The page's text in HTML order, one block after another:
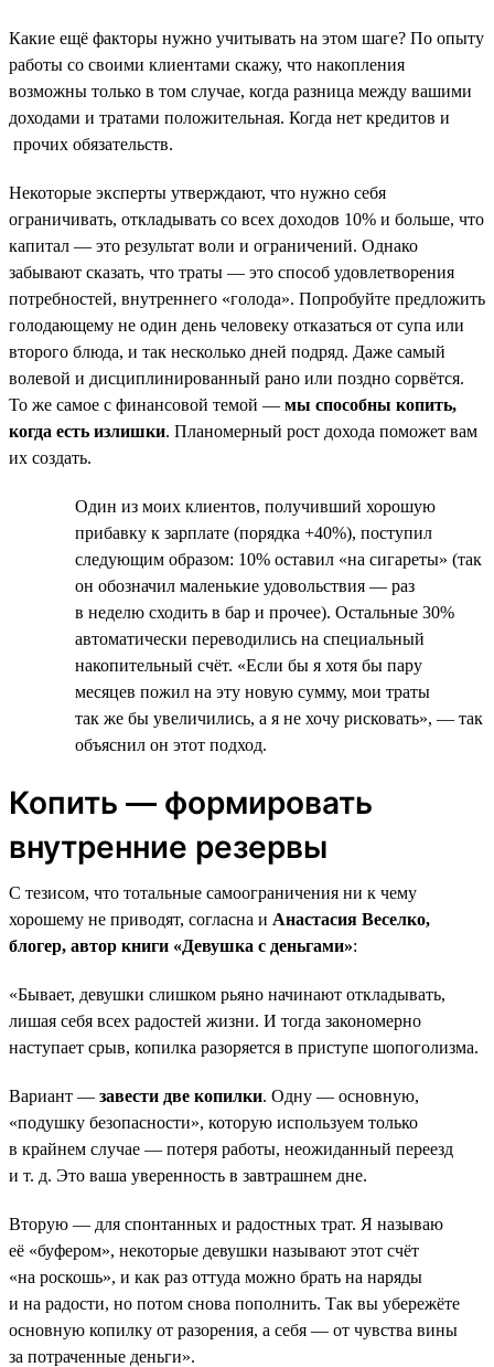
Какие ещё факторы нужно учитывать на этом шаге? По опыту
работы со своими клиентами скажу, что накопления
возможны только в том случае, когда разница между вашими
доходами и тратами положительная. Когда нет кредитов и
прочих обязательств.
Некоторые эксперты утверждают, что нужно себя
ограничивать, откладывать со всех доходов 10% и больше, что
капитал — это результат воли и ограничений. Однако
забывают сказать, что траты — это способ удовлетворения
потребностей, внутреннего «голода». Попробуйте предложить
голодающему не один день человеку отказаться от супа или
второго блюда, и так несколько дней подряд. Даже самый
волевой и дисциплинированный рано или поздно сорвётся.
То же самое с финансовой темой — мы способны копить,
когда есть излишки. Планомерный рост дохода поможет вам
их создать.
Один из моих клиентов, получивший хорошую
прибавку к зарплате (порядка +40%), поступил
следующим образом: 10% оставил «на сигареты» (так
он обозначил маленькие удовольствия — раз
в неделю сходить в бар и прочее). Остальные 30%
автоматически переводились на специальный
накопительный счёт. «Если бы я хотя бы пару
месяцев пожил на эту новую сумму, мои траты
так же бы увеличились, а я не хочу рисковать», — так
объяснил он этот подход.
Копить — формировать
внутренние резервы
С тезисом, что тотальные самоограничения ни к чему
хорошему не приводят, согласна и Анастасия Веселко,
блогер, автор книги «Девушка с деньгами»:
«Бывает, девушки слишком рьяно начинают откладывать,
лишая себя всех радостей жизни. И тогда закономерно
наступает срыв, копилка разоряется в приступе шопоголизма.
Вариант — завести две копилки. Одну — основную,
«подушку безопасности», которую используем только
в крайнем случае — потеря работы, неожиданный переезд
и т. д. Это ваша уверенность в завтрашнем дне.
Вторую — для спонтанных и радостных трат. Я называю
её «буфером», некоторые девушки называют этот счёт
«на роскошь», и как раз оттуда можно брать на наряды
и на радости, но потом снова пополнить. Так вы убережёте
основную копилку от разорения, а себя — от чувства вины
за потраченные деньги».